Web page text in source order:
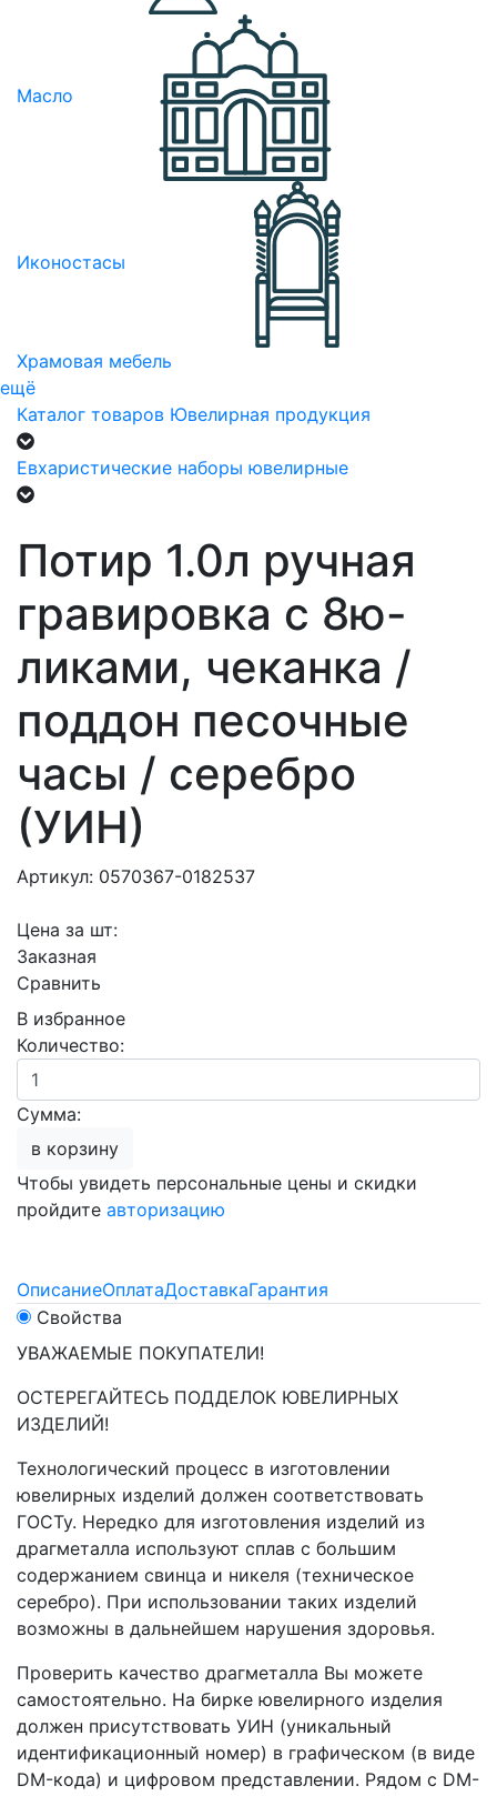
Масло
Иконостасы
Храмовая мебель
ещё
Каталог товаров Ювелирная продукция
Евхаристические наборы ювелирные
Потир 1.0л ручная
гравировка с 8ю-
ликами, чеканка /
поддон песочные
часы / серебро
(УИН)
Артикул: 0570367-0182537
Цена за шт:
Заказная
Сравнить
В избранное
Количество:
Сумма:
в корзину
Чтобы увидеть персональные цены и скидки
пройдите авторизацию
ОписаниеОплатаДоставкаГарантия
Свойства
УВАЖАЕМЫЕ ПОКУПАТЕЛИ!
ОСТЕРЕГАЙТЕСЬ ПОДДЕЛОК ЮВЕЛИРНЫХ
ИЗДЕЛИЙ!
Технологический процесс в изготовлении
ювелирных изделий должен соответствовать
ГОСТу. Нередко для изготовления изделий из
драгметалла используют сплав с большим
содержанием свинца и никеля (техническое
серебро). При использовании таких изделий
возможны в дальнейшем нарушения здоровья.
Проверить качество драгметалла Вы можете
самостоятельно. На бирке ювелирного изделия
должен присутствовать УИН (уникальный
идентификационный номер) в графическом (в виде
DM-кода) и цифровом представлении. Рядом с DM-